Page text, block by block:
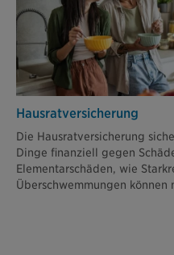
Hausratversicherung
Die Hausratversicherung
Dinge finanziell gegen
Elementarschäden, wie
Überschwemmungen